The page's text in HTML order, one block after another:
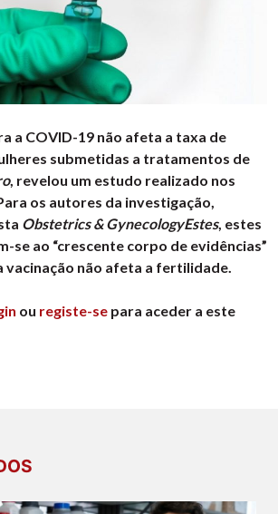
a COVID-19 não afeta a taxa de
submetidas a tratamentos de
, revelou um estudo realizado nos
os autores da investigação,
Obstetrics & GynecologyEstes, estes
se ao “crescente corpo de evidências”
vacinação não afeta a fertilidade.
ou registe-se para aceder a este